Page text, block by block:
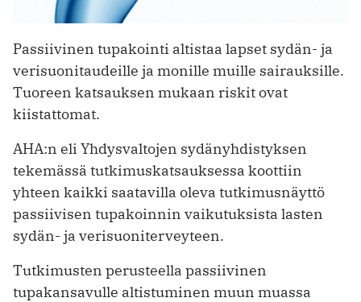
Passiivinen tupakointi altistaa lapset sydän- ja
verisuonitaudeille ja monille muille sairauksille.
Tuoreen katsauksen mukaan riskit ovat
kiistattomat.
AHA:n eli Yhdysvaltojen sydänyhdistyksen
tekemässä tutkimuskatsauksessa koottiin
yhteen kaikki saatavilla oleva tutkimusnäyttö
passiivisen tupakoinnin vaikutuksista lasten
sydän- ja verisuoniterveyteen.
Tutkimusten perusteella passiivinen
tupakansavulle altistuminen muun muassa